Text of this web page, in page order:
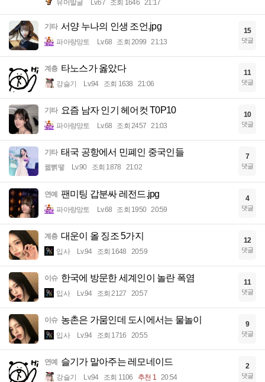
유머발굴 Lv.67 조회 1646 21:17
기타 서양 누나의 인생 조언.jpg
파아랑망토 Lv.68 조회 2099 21:13
15
댓글
계층 타노스가 옳았다
강슬기 Lv.94 조회 1638 21:06
11
댓글
기타 요즘 남자 인기 헤어컷 T0P10
파아랑망토 Lv.68 조회 2457 21:03
10
댓글
기타 태국 공항에서 민폐인 중국인들
꿻뻵뗗 Lv.90 조회 1878 21:02
7
댓글
연예 팬미팅 갑분싸 레전드.jpg
파아랑망토 Lv.68 조회 1950 20:59
4
댓글
계층 대운이 올 징조 5가지
입사 Lv.94 조회 1648 20:59
12
댓글
이슈 한국에 방문한 세계인이 놀란 폭염
입사 Lv.94 조회 2127 20:57
11
댓글
이슈 농촌은 가뭄인데 도시에서는 물놀이
입사 Lv.94 조회 1716 20:55
9
댓글
연예 슬기가 말아주는 레모네이드
강슬기 Lv.94 조회 1106 추천 1 20:54
2
댓글